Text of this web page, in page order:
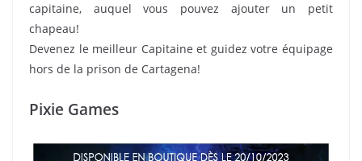
capitaine, auquel vous pouvez ajouter un petit
chapeau!
Devenez le meilleur Capitaine et guidez votre équipage
hors de la prison de Cartagena!
Pixie Games